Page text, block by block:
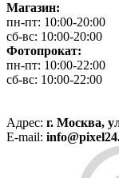
Магазин:
пн-пт: 10:00-20:00
сб-вс: 10:00-20:00
Фотопрокат:
пн-пт: 10:00-22:00
сб-вс: 10:00-22:00
Адрес: г. Москва,
E-mail: